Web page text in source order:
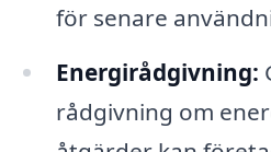
för senare
Energirådgivning:
rådgivning om